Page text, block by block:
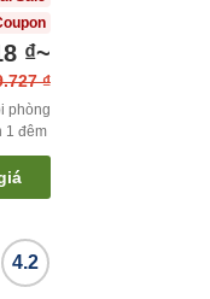
₫~
₫
phòng
1 đêm
4.2